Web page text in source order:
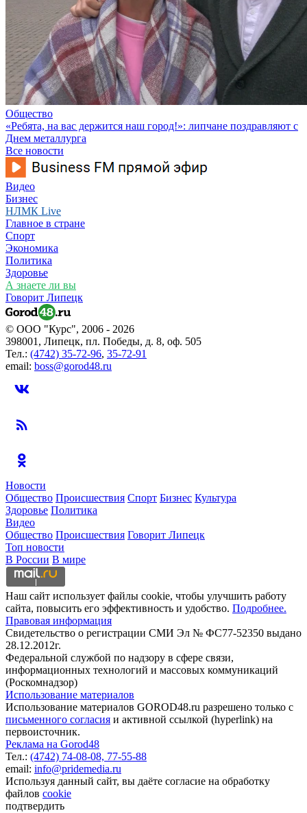
Общество
«Ребята, на вас держится наш город!»: липчане поздравляют с
Днем металлурга
Все новости
Видео
Бизнес
НЛМК Live
Главное в стране
Спорт
Экономика
Политика
Здоровье
А знаете ли вы
Говорит Липецк
© ООО "Курс", 2006 - 2026
398001, Липецк, пл. Победы, д. 8, оф. 505
Тел.: (4742) 35-72-96, 35-72-91
email: boss@gorod48.ru
Новости
Общество Происшествия Спорт Бизнес Культура
Здоровье Политика
Видео
Общество Происшествия Говорит Липецк
Топ новости
В России В мире
Наш сайт использует файлы cookie, чтобы улучшить работу
сайта, повысить его эффективность и удобство. Подробнее.
Правовая информация
Свидетельство о регистрации СМИ Эл № ФС77-52350 выдано
28.12.2012г.
Федеральной службой по надзору в сфере связи,
информационных технологий и массовых коммуникаций
(Роскомнадзор)
Использование материалов
Использование материалов GOROD48.ru разрешено только с
письменного согласия и активной ссылкой (hyperlink) на
первоисточник.
Реклама на Gorod48
Тел.: (4742) 74-08-08, 77-55-88
email: info@pridemedia.ru
Используя данный сайт, вы даёте согласие на обработку
файлов cookie
подтвердить